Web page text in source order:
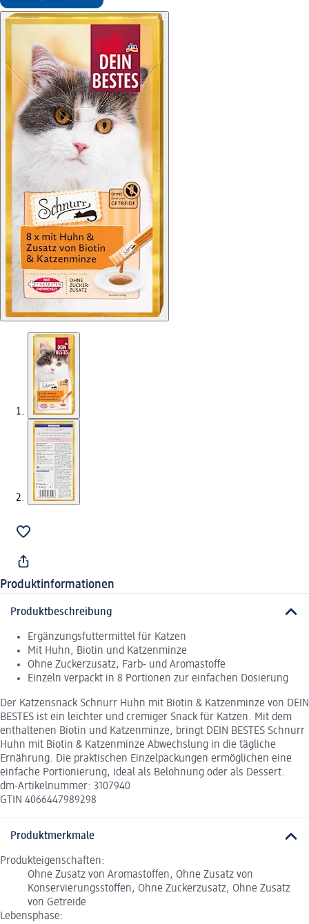
Produktinformationen
Produktbeschreibung
Ergänzungsfuttermittel für Katzen
Mit Huhn, Biotin und Katzenminze
Ohne Zuckerzusatz, Farb- und Aromastoffe
Einzeln verpackt in 8 Portionen zur einfachen Dosierung
Der Katzensnack Schnurr Huhn mit Biotin & Katzenminze von DEIN
BESTES ist ein leichter und cremiger Snack für Katzen. Mit dem
enthaltenen Biotin und Katzenminze, bringt DEIN BESTES Schnurr
Huhn mit Biotin & Katzenminze Abwechslung in die tägliche
Ernährung. Die praktischen Einzelpackungen ermöglichen eine
einfache Portionierung, ideal als Belohnung oder als Dessert.
dm-Artikelnummer: 3107940
GTIN 4066447989298
Produktmerkmale
Produkteigenschaften:
Ohne Zusatz von Aromastoffen, Ohne Zusatz von
Konservierungsstoffen, Ohne Zuckerzusatz, Ohne Zusatz
von Getreide
Lebensphase: